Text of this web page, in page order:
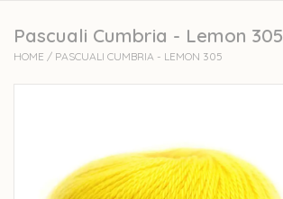
Accessoires
workshops
Pascuali Cumbria - Lemon 305
HOME / PASCUALI CUMBRIA - LEMON 305